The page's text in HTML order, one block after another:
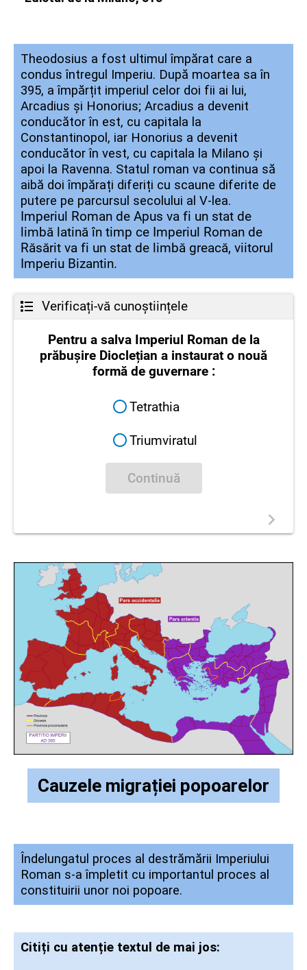
Theodosius a fost ultimul împărat care a
condus întregul Imperiu. După moartea sa în
395, a împărțit imperiul celor doi fii ai lui,
Arcadius și Honorius; Arcadius a devenit
conducător în est, cu capitala la
Constantinopol, iar Honorius a devenit
conducător în vest, cu capitala la Milano și
apoi la Ravenna. Statul roman va continua să
aibă doi împărați diferiți cu scaune diferite de
putere pe parcursul secolului al V-lea.
Imperiul Roman de Apus va fi un stat de
limbă latină în timp ce Imperiul Roman de
Răsărit va fi un stat de limbă greacă, viitorul
Imperiu Bizantin.
Verificați-vă cunoștiințele
Pentru a salva Imperiul Roman de la
prăbușire Dioclețian a instaurat o nouă
formă de guvernare :
Tetrathia
Triumviratul
Continuă
Cauzele migrației popoarelor
Îndelungatul proces al destrămării Imperiului
Roman s-a împletit cu importantul proces al
constituirii unor noi popoare.
Citiți cu atenție textul de mai jos: